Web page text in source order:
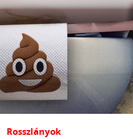
Rosszlányok